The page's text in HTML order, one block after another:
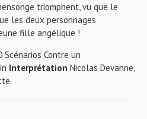
triomphent, vu que le
les deux personnages
fille angélique !
Scénarios Contre un
Interprétation Nicolas Devanne,